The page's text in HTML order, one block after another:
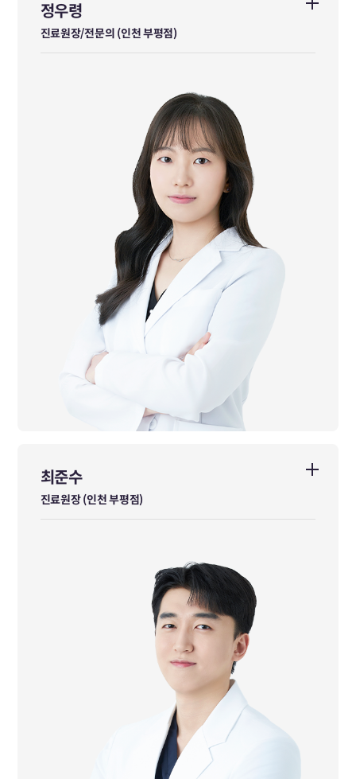
정우령
진료원장/전문의 (인천 부평점)
정우령
진료원장/전문의 (인천 부평점)
경희대학교 한의학과 학사 졸업
前 광동한방병원 일반수련의 수료
前 동국대학교 한방병원 전문수련의
최준수
진료원장 (인천 부평점)
최준수
진료원장 (인천 부평점)
前 암사바른한의원 진료원장
前 남창규한의원 진료원장
前 금사보건지소 진료과장
前 설악보건지소 지소장
공중보건 경기도 도지사 표창 수상
대한한의사협회 표창 수상
경기도청 역학조사관 연임